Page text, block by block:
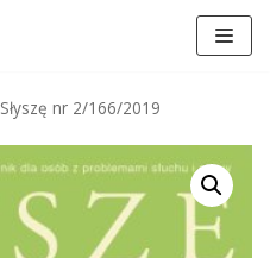
Słyszę nr 2/166/2019